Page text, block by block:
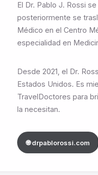
El Dr. Pablo J. Rossi
posteriormente se
Médico en el Centro
especialidad en
Desde 2021, el Dr.
Estados Unidos. Es
TravelDoctores para
la necesitan.
🌐 drpablorossi.com